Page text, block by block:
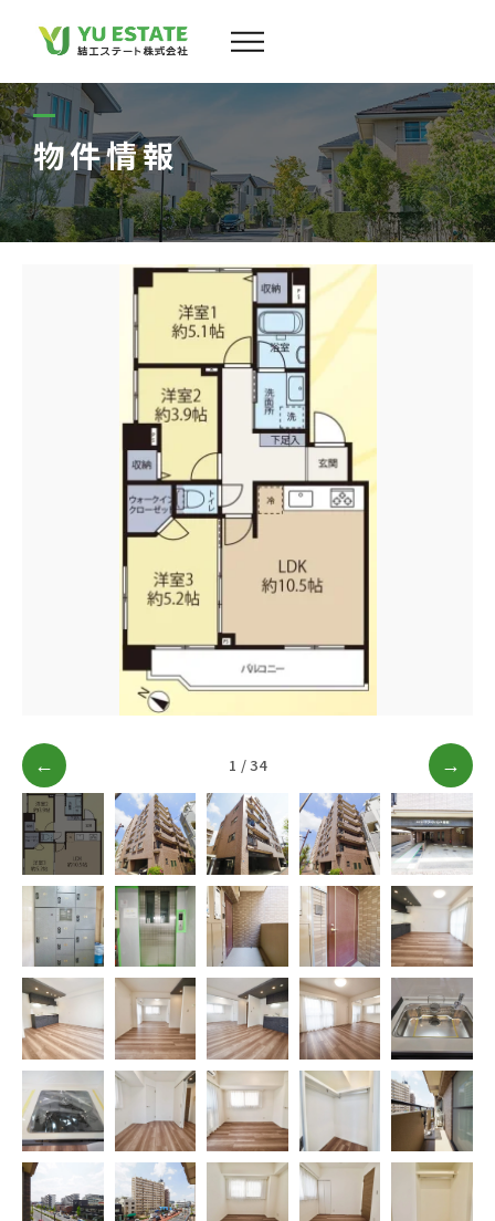
物件情報
← 1 / 34 →
物件情報
スタッフ
実績
お客様の声
よくある質問
ブログ
アクセス
03-6909-2648
営業時間
お問い合わせはこちら